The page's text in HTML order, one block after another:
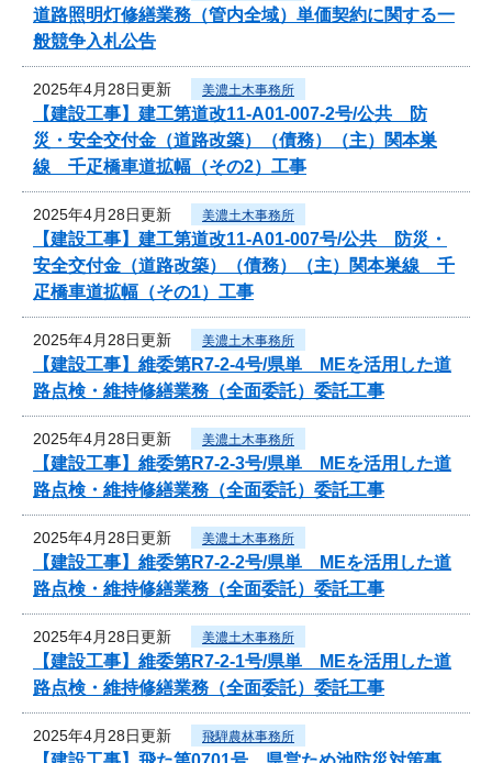
道路照明灯修繕業務（管内全域）単価契約に関する一
般競争入札公告
2025年4月28日更新 美濃土木事務所
【建設工事】建工第道改11-A01-007-2号/公共 防
災・安全交付金（道路改築）（債務）（主）関本巣
線 千疋橋車道拡幅（その2）工事
2025年4月28日更新 美濃土木事務所
【建設工事】建工第道改11-A01-007号/公共 防災・
安全交付金（道路改築）（債務）（主）関本巣線 千
疋橋車道拡幅（その1）工事
2025年4月28日更新 美濃土木事務所
【建設工事】維委第R7-2-4号/県単 MEを活用した道
路点検・維持修繕業務（全面委託）委託工事
2025年4月28日更新 美濃土木事務所
【建設工事】維委第R7-2-3号/県単 MEを活用した道
路点検・維持修繕業務（全面委託）委託工事
2025年4月28日更新 美濃土木事務所
【建設工事】維委第R7-2-2号/県単 MEを活用した道
路点検・維持修繕業務（全面委託）委託工事
2025年4月28日更新 美濃土木事務所
【建設工事】維委第R7-2-1号/県単 MEを活用した道
路点検・維持修繕業務（全面委託）委託工事
2025年4月28日更新 飛騨農林事務所